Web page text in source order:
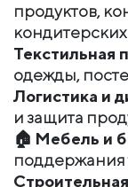
продуктов,
Текстильная
одежды,
Логистика и
и защита
🏠 Мебель и
поддержания